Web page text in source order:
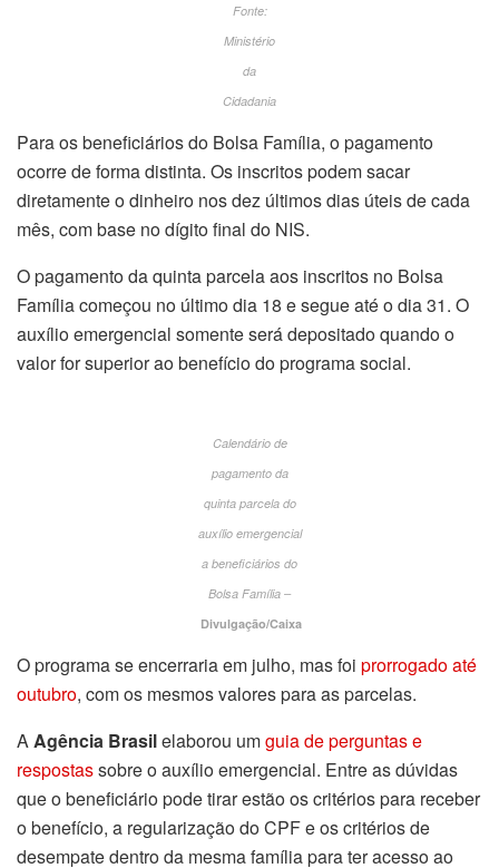
Fonte:
Ministério
da
Cidadania
Para os beneficiários do Bolsa Família, o pagamento
ocorre de forma distinta. Os inscritos podem sacar
diretamente o dinheiro nos dez últimos dias úteis de cada
mês, com base no dígito final do NIS.
O pagamento da quinta parcela aos inscritos no Bolsa
Família começou no último dia 18 e segue até o dia 31. O
auxílio emergencial somente será depositado quando o
valor for superior ao benefício do programa social.
Calendário de
pagamento da
quinta parcela do
auxílio emergencial
a beneficiários do
Bolsa Família –
Divulgação/Caixa
O programa se encerraria em julho, mas foi prorrogado até
outubro, com os mesmos valores para as parcelas.
AAgência Brasilelaborou umguia de perguntas e
respostassobre o auxílio emergencial. Entre as dúvidas
que o beneficiário pode tirar estão os critérios para receber
o benefício, a regularização do CPF e os critérios de
desempate dentro da mesma família para ter acesso ao